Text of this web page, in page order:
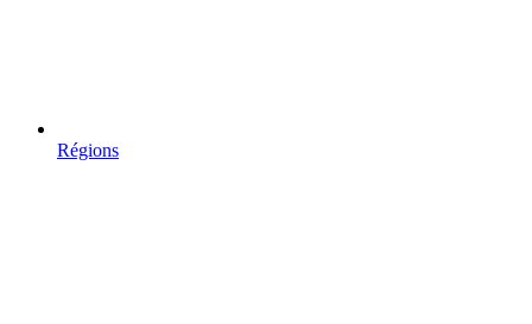
Régions